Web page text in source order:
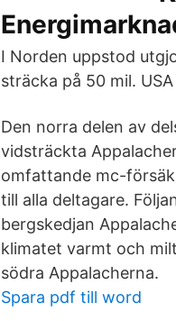
I Norden uppstod
sträcka på 50 mil.
Den norra delen av
vidsträckta
omfattande mc-
till alla deltagare.
bergskedjan
klimatet varmt och
södra Appalacherna.
Spara pdf till word